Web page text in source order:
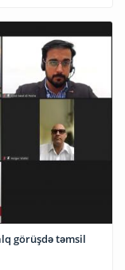
görüşdə təmsil